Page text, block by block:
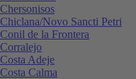
Chersonisos
Chiclana/Novo Sancti Petri
Conil de la Frontera
Corralejo
Costa Adeje
Costa Calma